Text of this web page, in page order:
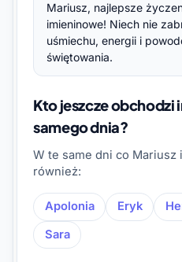
Mariusz, najlepsze
imieninowe! Niech nie
uśmiechu, energii i
świętowania.
Kto jeszcze obchodzi
samego dnia?
W te same dni co Mariusz
również:
Apolonia Eryk
Sara